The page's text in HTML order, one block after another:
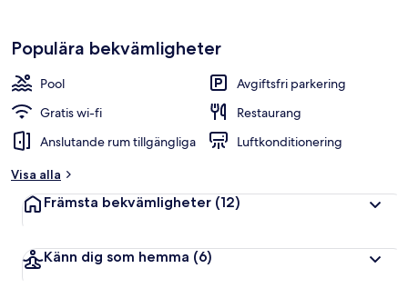
Populära bekvämligheter
Pool
Avgiftsfri parkering
Gratis wi-fi
Restaurang
Anslutande rum tillgängliga
Luftkonditionering
Visa alla
Främsta bekvämligheter (12)
Känn dig som hemma (6)